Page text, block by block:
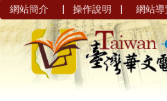
網站簡介 | 操作說明 | 網站導